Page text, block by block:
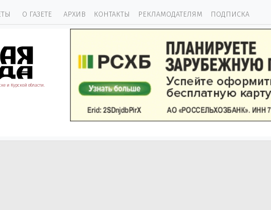
О ГАЗЕТЕ АРХИВ КОНТАКТЫ РЕКЛАМОДАТЕЛЯМ ПОДПИСКА
и Курской области.